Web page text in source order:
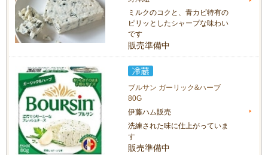
ミルクのコクと、青カビ特有の
ピリッとしたシャープな味わい
です
販売準備中
ブルサン ガーリック&ハーブ
80G
伊藤ハム販売
洗練された味に仕上がっていま
す
販売準備中